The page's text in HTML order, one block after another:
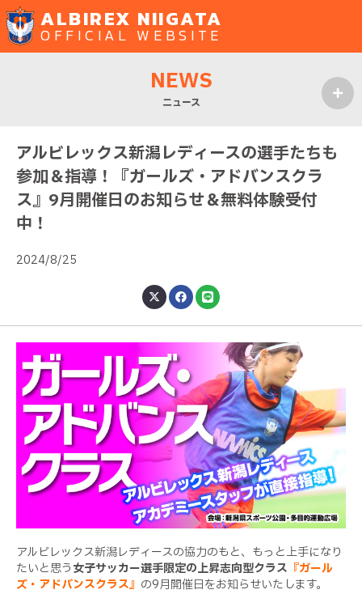
ALBIREX NIIGATA
OFFICIAL WEBSITE
NEWS
ニュース
アルビレックス新潟レディースの選手たちも
参加＆指導！『ガールズ・アドバンスクラ
ス』9月開催日のお知らせ＆無料体験受付
中！
2024/8/25
アルビレックス新潟レディースの協力のもと、もっと上手になり
たいと思う女子サッカー選手限定の上昇志向型クラス 『ガール
ズ・アドバンスクラス』 の9月開催日をお知らせいたします。